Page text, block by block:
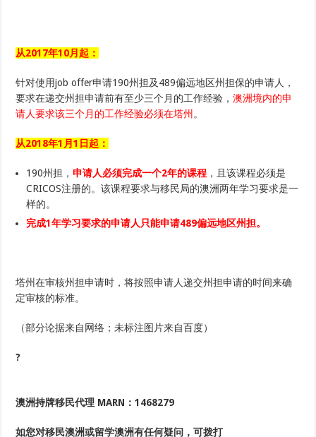
从2017年10月起：
针对使用job offer申请190州担及489偏远地区州担保的申请人，
要求在递交州担申请前有至少三个月的工作经验，澳洲境内的申
请人要求该三个月的工作经验必须在塔州 。
从2018年1月1日起：
190州担，申请人必须完成一个2年的课程 ，且该课程必须是
CRICOS注册的。该课程要求与移民局的澳洲两年学习要求是一
样的。
完成1年学习要求的申请人只能申请489偏远地区州担。
塔州在审核州担申请时，将按照申请人递交州担申请的时间来确
定审核的标准。
（部分论据来自网络；未标注图片来自百度）
?
澳洲持牌移民代理 MARN：1468279
如您对移民澳洲或留学澳洲有任何疑问，可拨打